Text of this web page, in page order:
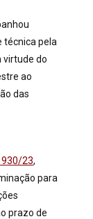
técnica pela
virtude do
ao
das
930/23,
para
prazo de